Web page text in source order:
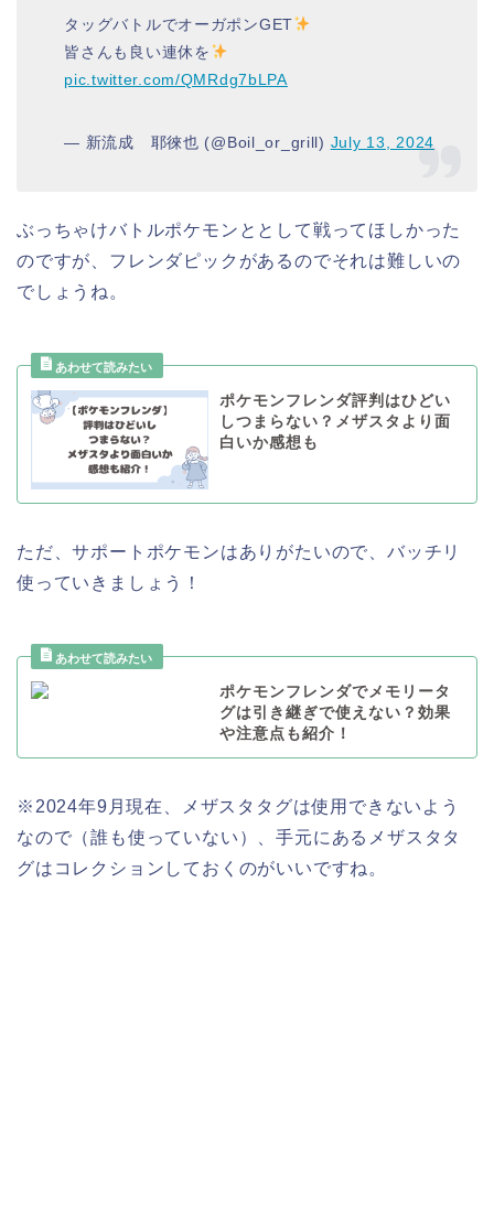
タッグバトルでオーガポンGET
皆さんも良い連休を
pic.twitter.com/QMRdg7bLPA
— 新流成 耶徠也 (@Boil_or_grill) July 13, 2024
ぶっちゃけバトルポケモンととして戦ってほしかった
のですが、フレンダピックがあるのでそれは難しいの
でしょうね。
ポケモンフレンダ評判はひどい
しつまらない？メザスタより面
白いか感想も
ただ、サポートポケモンはありがたいので、バッチリ
使っていきましょう！
ポケモンフレンダでメモリータ
グは引き継ぎで使えない？効果
や注意点も紹介！
※2024年9月現在、メザスタタグは使用できないよう
なので（誰も使っていない）、手元にあるメザスタタ
グはコレクションしておくのがいいですね。